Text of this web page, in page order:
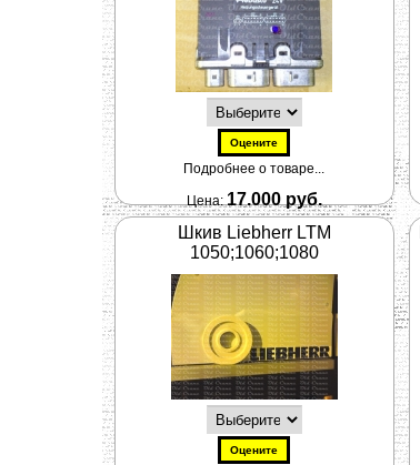
Подробнее о товаре...
Цена:17.000 руб.
Шкив Liebherr LTM
1050;1060;1080